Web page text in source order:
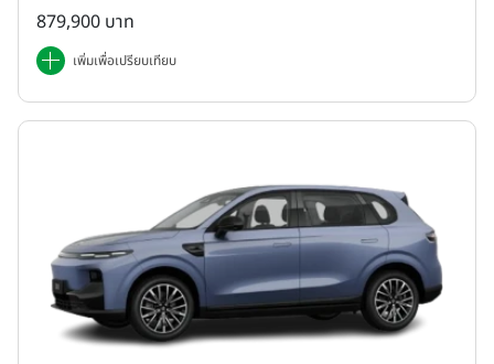
879,900 บาท
เพิ่มเพื่อเปรียบเทียบ